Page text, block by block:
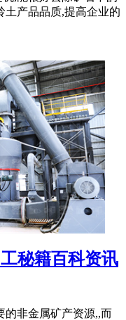
土产品品质,提高企业的
秘籍百科资讯
的非金属矿产资源,,而